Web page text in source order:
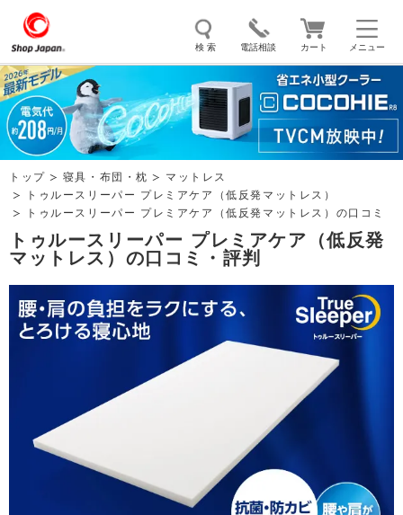
メニュー
検 索 電話相談 カート
トゥルースリーパー ソイリッチ ここひえ 枕
掃除機 クッキングプロ マイキュット
エアコン オーラルスマイル
トップ 寝具・布団・枕
マットレス
トゥルースリーパー プレミアケア（低反発マットレス）
トゥルースリーパー プレミアケア（低反発マットレス）の口コミ
トゥルースリーパー プレミアケア（低反発
マットレス）の口コミ・評判